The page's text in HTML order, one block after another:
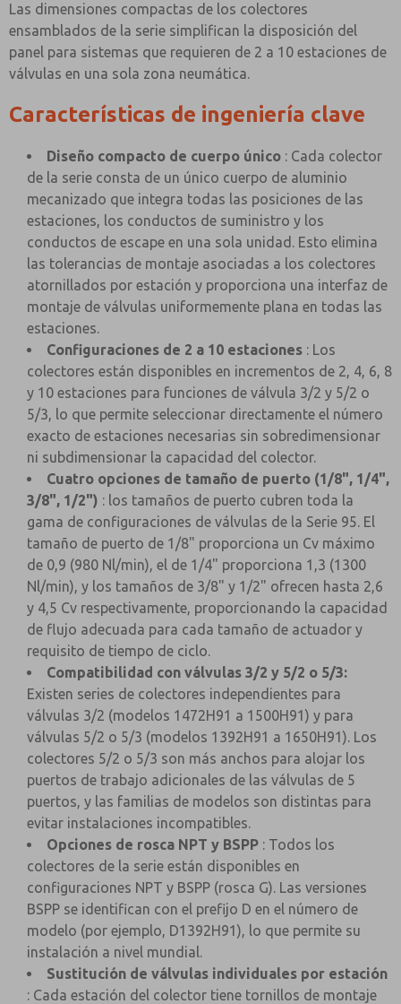
Las dimensiones compactas de los colectores
ensamblados de la serie simplifican la disposición del
panel para sistemas que requieren de 2 a 10 estaciones de
válvulas en una sola zona neumática.
Características de ingeniería clave
Diseño compacto de cuerpo único : Cada colector
de la serie consta de un único cuerpo de aluminio
mecanizado que integra todas las posiciones de las
estaciones, los conductos de suministro y los
conductos de escape en una sola unidad. Esto elimina
las tolerancias de montaje asociadas a los colectores
atornillados por estación y proporciona una interfaz de
montaje de válvulas uniformemente plana en todas las
estaciones.
Configuraciones de 2 a 10 estaciones : Los
colectores están disponibles en incrementos de 2, 4, 6, 8
y 10 estaciones para funciones de válvula 3/2 y 5/2 o
5/3, lo que permite seleccionar directamente el número
exacto de estaciones necesarias sin sobredimensionar
ni subdimensionar la capacidad del colector.
Cuatro opciones de tamaño de puerto (1/8", 1/4",
3/8", 1/2") : los tamaños de puerto cubren toda la
gama de configuraciones de válvulas de la Serie 95. El
tamaño de puerto de 1/8" proporciona un Cv máximo
de 0,9 (980 Nl/min), el de 1/4" proporciona 1,3 (1300
Nl/min), y los tamaños de 3/8" y 1/2" ofrecen hasta 2,6
y 4,5 Cv respectivamente, proporcionando la capacidad
de flujo adecuada para cada tamaño de actuador y
requisito de tiempo de ciclo.
Compatibilidad con válvulas 3/2 y 5/2 o 5/3:
Existen series de colectores independientes para
válvulas 3/2 (modelos 1472H91 a 1500H91) y para
válvulas 5/2 o 5/3 (modelos 1392H91 a 1650H91). Los
colectores 5/2 o 5/3 son más anchos para alojar los
puertos de trabajo adicionales de las válvulas de 5
puertos, y las familias de modelos son distintas para
evitar instalaciones incompatibles.
Opciones de rosca NPT y BSPP : Todos los
colectores de la serie están disponibles en
configuraciones NPT y BSPP (rosca G). Las versiones
BSPP se identifican con el prefijo D en el número de
modelo (por ejemplo, D1392H91), lo que permite su
instalación a nivel mundial.
Sustitución de válvulas individuales por estación
: Cada estación del colector tiene tornillos de montaje